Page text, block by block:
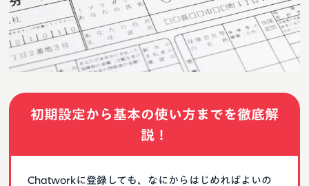
初期設定から基本の使い方までを徹底解
説！
Chatworkに登録しても、なにからはじめればよいの